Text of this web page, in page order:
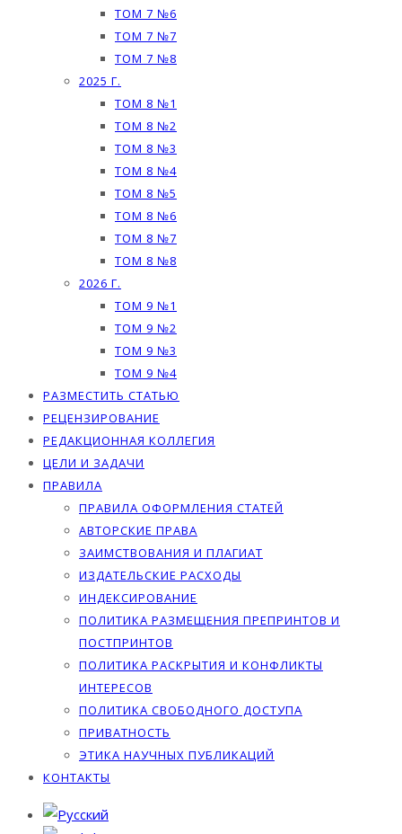
ТОМ 7 №6
ТОМ 7 №7
ТОМ 7 №8
2025 Г.
ТОМ 8 №1
ТОМ 8 №2
ТОМ 8 №3
ТОМ 8 №4
ТОМ 8 №5
ТОМ 8 №6
ТОМ 8 №7
ТОМ 8 №8
2026 Г.
ТОМ 9 №1
ТОМ 9 №2
ТОМ 9 №3
ТОМ 9 №4
РАЗМЕСТИТЬ СТАТЬЮ
РЕЦЕНЗИРОВАНИЕ
РЕДАКЦИОННАЯ КОЛЛЕГИЯ
ЦЕЛИ И ЗАДАЧИ
ПРАВИЛА
ПРАВИЛА ОФОРМЛЕНИЯ СТАТЕЙ
АВТОРСКИЕ ПРАВА
ЗАИМСТВОВАНИЯ И ПЛАГИАТ
ИЗДАТЕЛЬСКИЕ РАСХОДЫ
ИНДЕКСИРОВАНИЕ
ПОЛИТИКА РАЗМЕЩЕНИЯ ПРЕПРИНТОВ И
ПОСТПРИНТОВ
ПОЛИТИКА РАСКРЫТИЯ И КОНФЛИКТЫ
ИНТЕРЕСОВ
ПОЛИТИКА СВОБОДНОГО ДОСТУПА
ПРИВАТНОСТЬ
ЭТИКА НАУЧНЫХ ПУБЛИКАЦИЙ
КОНТАКТЫ